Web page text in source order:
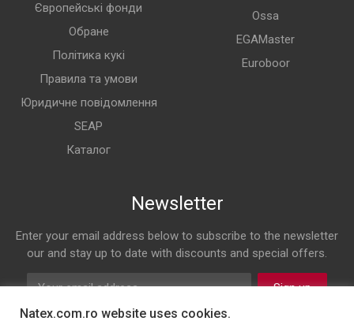
Європейські фонди
Обране
Політика кукі
Правила та умови
Юридичне повідомлення
SEAP
Каталог
Ossa
EGAMaster
Euroboor
Newsletter
Enter your email address below to subscribe to the newsletter
our and stay up to date with discounts and special offers.
Sign up
Natex.com.ro website uses cookies.